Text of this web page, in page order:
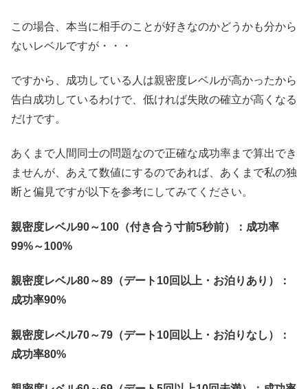
この場合、本当に相手のことが好きなのかどうかも分から
ないレベルですが・・・
ですから、成功している人は親密度レベルが高かったから
告白成功しているわけで、低ければ失敗の確立が高くなる
だけです。
あくまで人間同士の問題なので正確な成功率まで算出でき
ませんが、あえて数値にするのであれば、あくまで私の独
断と偏見ですが以下を参考にしてみてください。
親密度レベル90～100（付き合う寸前5秒前）：成功率
99%～100%
親密度レベル80～89（デート10回以上・お泊りあり）：
成功率90%
親密度レベル70～79（デート10回以上・お泊りなし）：
成功率80%